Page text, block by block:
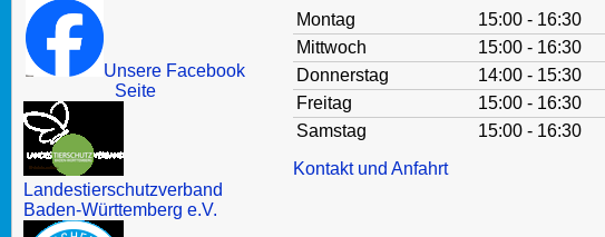
Unsere Facebook
Seite
Landestierschutzverband
Baden-Württemberg e.V.
Montag
15:00 - 16:30
Mittwoch
15:00 - 16:30
Donnerstag
14:00 - 15:30
Freitag
15:00 - 16:30
Samstag
15:00 - 16:30
Kontakt und Anfahrt